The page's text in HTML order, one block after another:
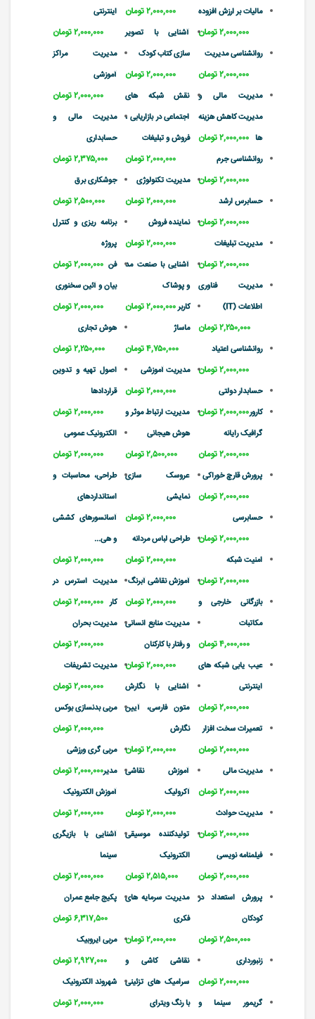
مالیات بر ارزش افزوده
۲,۰۰۰,۰۰۰ تومان
روانشناسی مدیریت
۲,۰۰۰,۰۰۰ تومان
مدیریت مالی و
مدیریت کاهش هزینه
ها ۲,۰۰۰,۰۰۰ تومان
روانشناسی جرم
۲,۰۰۰,۰۰۰ تومان
حسابرس ارشد
۲,۰۰۰,۰۰۰ تومان
مدیریت تبلیغات
۲,۰۰۰,۰۰۰ تومان
مدیریت فناوری
اطلاعات (IT)
۲,۲۵۰,۰۰۰ تومان
روانشناسی اعتیاد
۲,۰۰۰,۰۰۰ تومان
حسابدار دولتی
۲,۰۰۰,۰۰۰ تومانکارور
گرافیک رایانه
۲,۰۰۰,۰۰۰ تومان
پرورش قارچ خوراکی
۲,۰۰۰,۰۰۰ تومان
حسابرسی
۲,۰۰۰,۰۰۰ تومان
امنیت شبکه
۲,۰۰۰,۰۰۰ تومان
بازرگانی خارجی و
مکاتبات
۴,۰۰۰,۰۰۰ تومان
عیب یابی شبکه های
اینترنتی
۲,۰۰۰,۰۰۰ تومان
تعمیرات سخت افزار
۲,۰۰۰,۰۰۰ تومان
مدیریت مالی
۲,۰۰۰,۰۰۰ تومان
مدیریت حوادث
۲,۰۰۰,۰۰۰ تومان
فیلمنامه نویسی
۲,۰۰۰,۰۰۰ تومان
پرورش استعداد در
کودکان
۲,۵۰۰,۰۰۰ تومان
زنبورداری
۲,۰۰۰,۰۰۰ تومان
گریمور سینما و
۲,۰۰۰,۰۰۰ تومان
آشنایی با تصویر
سازی کتاب کودک
۲,۰۰۰,۰۰۰ تومان
نقش شبکه های
اجتماعی در بازاریابی ،
فروش و تبلیغات
۲,۰۰۰,۰۰۰ تومان
مدیریت تکنولوژی
۲,۰۰۰,۰۰۰ تومان
نماینده فروش
۲,۰۰۰,۰۰۰ تومان
آشنایی با صنعت مد
و پوشاک
۲,۰۰۰,۰۰۰ تومانکاربر
ماساژ
۴,۷۵۰,۰۰۰ تومان
مدیریت آموزشی
۲,۰۰۰,۰۰۰ تومان
مدیریت ارتباط موثر و
هوش هیجانی
۲,۵۰۰,۰۰۰ تومان
عروسک سازی
نمایشی
۲,۰۰۰,۰۰۰ تومان
طراحی لباس مردانه
۲,۰۰۰,۰۰۰ تومان
آموزش نقاشی آبرنگ
۲,۰۰۰,۰۰۰ تومان
مدیریت منابع انسانی
و رفتار با کارکنان
۲,۰۰۰,۰۰۰ تومان
آشنایی با نگارش
متون فارسی، آیین
نگارش
۲,۰۰۰,۰۰۰ تومان
آموزش نقاشی
آکرولیک
۲,۰۰۰,۰۰۰ تومان
تولیدکننده موسیقی
الکترونیک
۲,۵۱۵,۰۰۰ تومان
مدیریت سرمایه های
فکری
۲,۰۰۰,۰۰۰ تومان
نقاشی کاشی و
سرامیک های تزئینی
با رنگ ویترای
اینترنتی
۲,۰۰۰,۰۰۰ تومان
مدیریت مراکز
آموزشی
۲,۰۰۰,۰۰۰ تومان
مدیریت مالی و
حسابداری
۲,۳۷۵,۰۰۰ تومان
جوشکاری برق
۲,۵۰۰,۰۰۰ تومان
برنامه ریزی و کنترل
پروژه
۲,۰۰۰,۰۰۰ تومان فن
بیان و آئین سخنوری
۲,۰۰۰,۰۰۰ تومان
هوش تجاری
۲,۲۵۰,۰۰۰ تومان
اصول تهیه و تدوین
قراردادها
۲,۰۰۰,۰۰۰ تومان
الکترونیک عمومی
۲,۰۰۰,۰۰۰ تومان
طراحی، محاسبات و
استانداردهای
آسانسورهای کششی
و هی...
۲,۰۰۰,۰۰۰ تومان
مدیریت استرس در
کار ۲,۰۰۰,۰۰۰ تومان
مدیریت بحران
۲,۰۰۰,۰۰۰ تومان
مدیریت تشریفات
۲,۰۰۰,۰۰۰ تومان
مربی بدنسازی بوکس
۲,۰۰۰,۰۰۰ تومان
مربی گری ورزشی
۲,۰۰۰,۰۰۰ تومانمدیر
آموزش الکترونیک
۲,۰۰۰,۰۰۰ تومان
آشنایی با بازیگری
سینما
۲,۰۰۰,۰۰۰ تومان
پکیج جامع عمران
۶,۳۱۷,۵۰۰ تومان
مربی ایروبیک
۲,۹۲۷,۰۰۰ تومان
شهروند الکترونیک
۲,۰۰۰,۰۰۰ تومان